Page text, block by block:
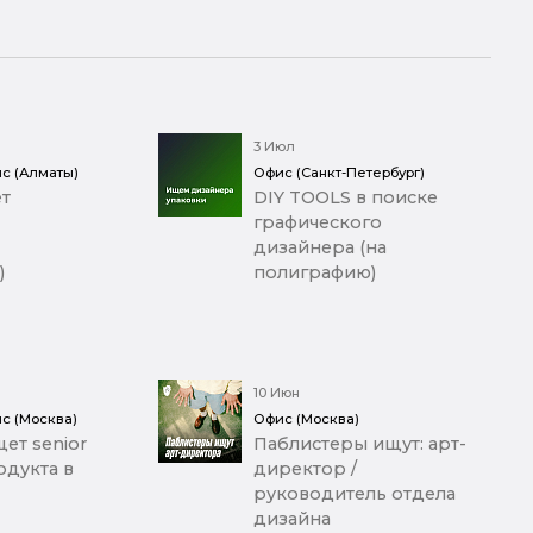
(Алматы)
3 Июл
Офис (Санкт-Петербург)
DIY TOOLS в поиске
графического
дизайнера (на
полиграфию)
(Москва)
senior
в
10 Июн
Офис (Москва)
Паблистеры ищут: арт-
директор /
руководитель отдела
дизайна